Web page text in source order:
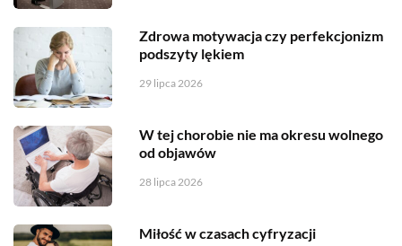
Zdrowa motywacja czy perfekcjonizm
podszyty lękiem
29 lipca 2026
W tej chorobie nie ma okresu wolnego
od objawów
28 lipca 2026
Miłość w czasach cyfryzacji